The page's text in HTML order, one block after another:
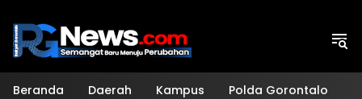
konten
Beranda Daerah Kampus Polda Gorontalo